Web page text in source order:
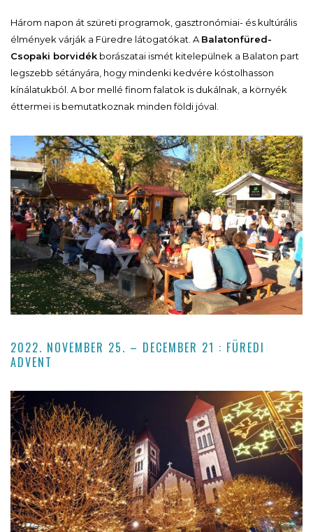
Három napon át szüreti programok, gasztronómiai- és kultúrális
élmények várják a Füredre látogatókat. A Balatonfüred-
Csopaki borvidék borászatai ismét kitelepülnek a Balaton part
legszebb sétányára, hogy mindenki kedvére kóstolhasson
kínálatukból. A bor mellé finom falatok is dukálnak, a környék
éttermei is bemutatkoznak minden földi jóval.
2022. NOVEMBER 25. – DECEMBER 21 : FÜREDI
ADVENT